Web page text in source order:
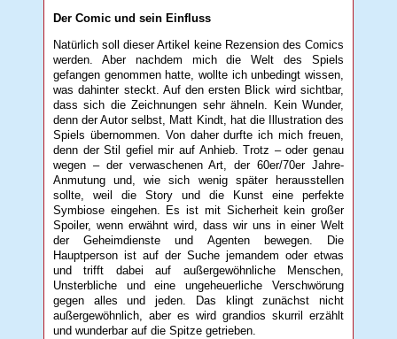
Der Comic und sein Einfluss
Natürlich soll dieser Artikel keine Rezension des Comics
werden. Aber nachdem mich die Welt des Spiels
gefangen genommen hatte, wollte ich unbedingt wissen,
was dahinter steckt. Auf den ersten Blick wird sichtbar,
dass sich die Zeichnungen sehr ähneln. Kein Wunder,
denn der Autor selbst, Matt Kindt, hat die Illustration des
Spiels übernommen. Von daher durfte ich mich freuen,
denn der Stil gefiel mir auf Anhieb. Trotz – oder genau
wegen – der verwaschenen Art, der 60er/70er Jahre-
Anmutung und, wie sich wenig später herausstellen
sollte, weil die Story und die Kunst eine perfekte
Symbiose eingehen. Es ist mit Sicherheit kein großer
Spoiler, wenn erwähnt wird, dass wir uns in einer Welt
der Geheimdienste und Agenten bewegen. Die
Hauptperson ist auf der Suche jemandem oder etwas
und trifft dabei auf außergewöhnliche Menschen,
Unsterbliche und eine ungeheuerliche Verschwörung
gegen alles und jeden. Das klingt zunächst nicht
außergewöhnlich, aber es wird grandios skurril erzählt
und wunderbar auf die Spitze getrieben.